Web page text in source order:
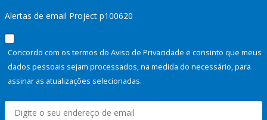
Alertas de email Project p100620
Concordo com os termos do Aviso de Privacidade e consinto que meus
dados pessoais sejam processados, na medida do necessário, para
assinar as atualizações selecionadas.